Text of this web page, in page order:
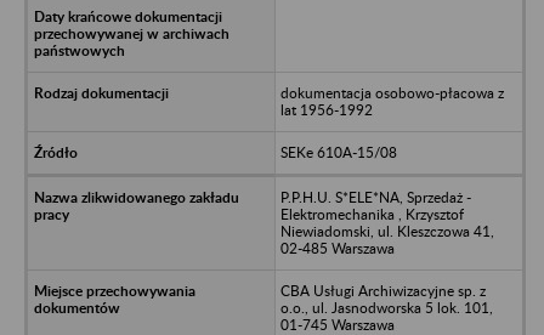
dokumentacja osobowo-płacowa z
lat 1956-1992
SEKe 610A-15/08
P.P.H.U. S*ELE*NA, Sprzedaż -
Elektromechanika , Krzysztof
Niewiadomski, ul. Kleszczowa 41,
02-485 Warszawa
CBA Usługi Archiwizacyjne sp. z
o.o., ul. Jasnodworska 5 lok. 101,
01-745 Warszawa